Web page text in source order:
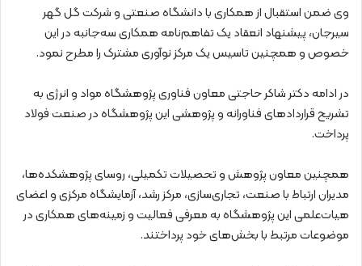
وی ضمن استقبال از همکاری با دانشگاه صنعتی و شرکت گل گهر
سیرجان، پیشنهاد انعقاد یک تفاهم‌نامه همکاری سه‌جانبه در این
خصوص و همچنین تاسیس یک مرکز نوآوری مشترک را مطرح نمود.
در ادامه دکتر شاکر حاجتی معاون فناوری پژوهشگاه مواد و انرژی به
تشریح قراردادهای فناورانه و پژوهشی این پژوهشگاه در صنعت فولاد
پرداخت.
همچنین معاون پژوهش و تحصیلات تکمیلی، روسای پژوهشکده‌ها،
مدیران ارتباط با صنعت، تجاری‌سازی، مرکز رشد، آزمایشگاه مرکزی و اعضای
هیات‌علمی این پژوهشگاه به معرفی فعالیت و زمینه‌های همکاری در
موضوعات مرتبط با بخش‌های خود پرداختند.